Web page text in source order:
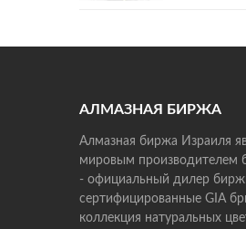
АЛМАЗНАЯ БИРЖА
Алмазная биржа Израиля
мировым производителем
- официальный дилер
сертифицированные GIA
коллекция натуральных